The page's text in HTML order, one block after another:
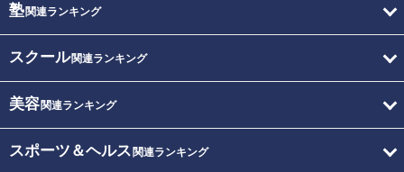
塾関連ランキング
スクール関連ランキング
美容関連ランキング
スポーツ＆ヘルス 関連ランキング